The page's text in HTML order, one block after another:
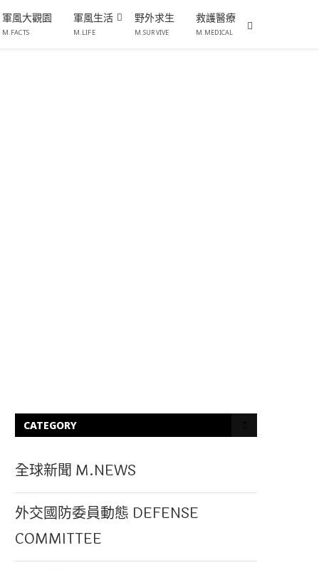
軍風大觀園
M.FACTS
軍風生活
M.LIFE
野外求生
M.SURVIVE
救護醫療
M.MEDICAL
CATEGORY
全球新聞 M.NEWS
外交國防委員動態 DEFENSE
COMMITTEE